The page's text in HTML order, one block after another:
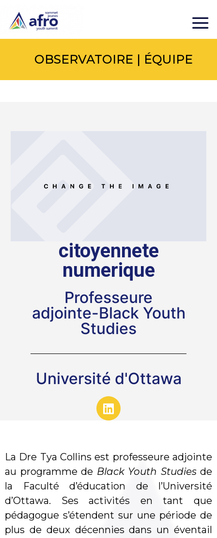
OBSERVATOIRE | ÉQUIPE
citoyennete
numerique
Professeure
adjointe-Black Youth
Studies
Université d'Ottawa
La Dre Tya Collins est professeure adjointe
au programme de Black Youth Studiesde
la Faculté d’éducation de l’Université
d’Ottawa. Ses activités en tant que
pédagogue s’étendent sur une période de
plus de deux décennies dans un éventail